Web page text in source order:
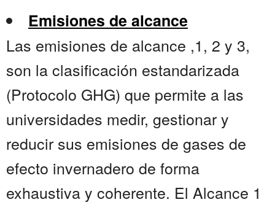
Emisiones de alcance
Las emisiones de alcance ,1, 2 y 3,
son la clasificación estandarizada
(Protocolo GHG) que permite a las
universidades medir, gestionar y
reducir sus emisiones de gases de
efecto invernadero de forma
exhaustiva y coherente. El Alcance 1